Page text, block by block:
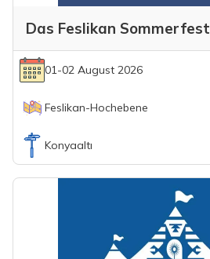
Das Feslikan Sommerfest
01-02 August 2026
Feslikan-Hochebene
Konyaaltı